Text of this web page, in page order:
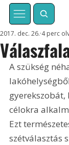
2017. dec. 26. 4 perc
A szükség
gyerekszobát,
célokra
Ezt
szétválasztás